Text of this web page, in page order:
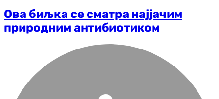
Ова биљка се сматра најјачим
природним антибиотиком